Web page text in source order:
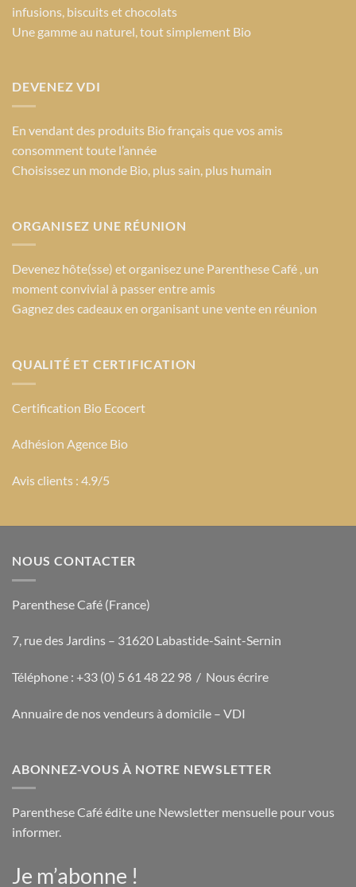
infusions, biscuits et chocolats
Une gamme au naturel, tout simplement Bio
DEVENEZ VDI
En vendant des produits Bio français que vos amis
consomment toute l’année
Choisissez un monde Bio, plus sain, plus humain
ORGANISEZ UNE RÉUNION
Devenez hôte(sse) et organisez une Parenthese Café , un
moment convivial à passer entre amis
Gagnez des cadeaux en organisant une vente en réunion
QUALITÉ ET CERTIFICATION
Certification Bio Ecocert
Adhésion Agence Bio
Avis clients : 4.9/5
NOUS CONTACTER
Parenthese Café (France)
7, rue des Jardins – 31620 Labastide-Saint-Sernin
Téléphone : +33 (0) 5 61 48 22 98 / Nous écrire
Annuaire de nos vendeurs à domicile – VDI
ABONNEZ-VOUS À NOTRE NEWSLETTER
Parenthese Café édite une Newsletter mensuelle pour vous
informer.
Je m’abonne !